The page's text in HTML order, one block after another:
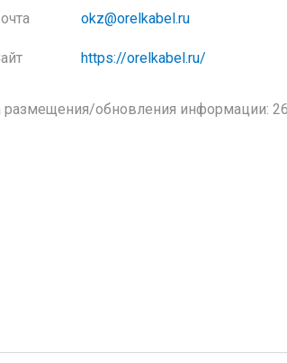
okz@orelkabel.ru
https://orelkabel.ru/
размещения/обновления информации: